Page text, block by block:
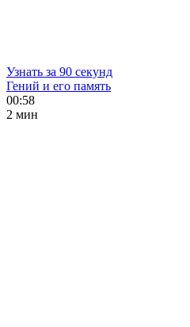
Узнать за 90 секунд
Гений и его память
00:58
2 мин